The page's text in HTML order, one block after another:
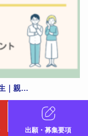
｜親…
出願・募集要項